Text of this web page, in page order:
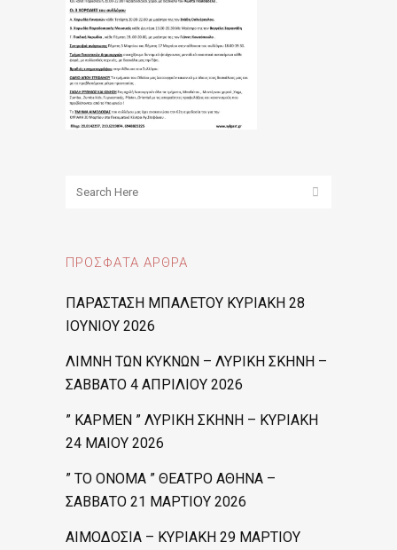
ΠΡΌΣΦΑΤΑ ΆΡΘΡΑ
ΠΑΡΑΣΤΑΣΗ ΜΠΑΛΕΤΟΥ ΚΥΡΙΑΚΗ 28
ΙΟΥΝΙΟΥ 2026
ΛΙΜΝΗ ΤΩΝ ΚΥΚΝΩΝ – ΛΥΡΙΚΗ ΣΚΗΝΗ –
ΣΑΒΒΑΤΟ 4 ΑΠΡΙΛΙΟΥ 2026
” ΚΑΡΜΕΝ ” ΛΥΡΙΚΗ ΣΚΗΝΗ – ΚΥΡΙΑΚΗ
24 ΜΑΙΟΥ 2026
” ΤΟ ΟΝΟΜΑ ” ΘΕΑΤΡΟ ΑΘΗΝΑ –
ΣΑΒΒΑΤΟ 21 ΜΑΡΤΙΟΥ 2026
ΑΙΜΟΔΟΣΙΑ – ΚΥΡΙΑΚΗ 29 ΜΑΡΤΙΟΥ